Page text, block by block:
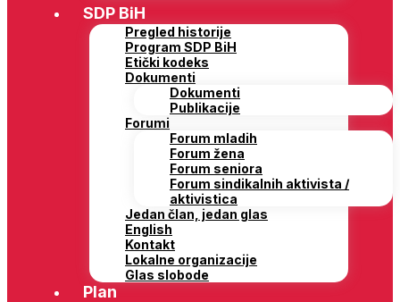
SDP BiH
Pregled historije
Program SDP BiH
Etički kodeks
Dokumenti
Dokumenti
Publikacije
Forumi
Forum mladih
Forum žena
Forum seniora
Forum sindikalnih aktivista /
aktivistica
Jedan član, jedan glas
English
Kontakt
Lokalne organizacije
Glas slobode
Plan